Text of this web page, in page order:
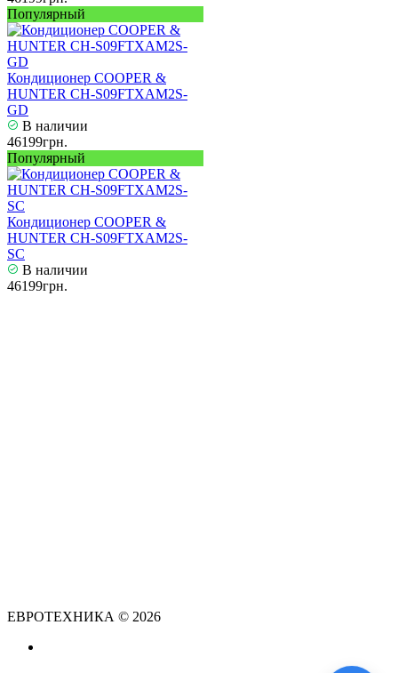
Популярный
Кондиционер COOPER &
HUNTER CH-S09FTXAM2S-
GD
В наличии
46199грн.
Популярный
Кондиционер COOPER &
HUNTER CH-S09FTXAM2S-
SC
В наличии
46199грн.
ЕВРОТЕХНИКА © 2026